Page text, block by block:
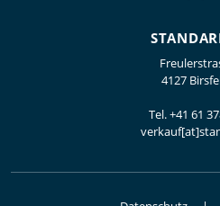
4127
Tel.+41 61